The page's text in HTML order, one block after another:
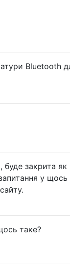
Bluetooth
буде закрита як
у щось
таке?